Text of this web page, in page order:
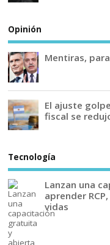
Opinión
Mentiras,
El ajuste
fiscal se
Tecnología
Lanzan una
aprender
vidas